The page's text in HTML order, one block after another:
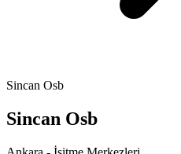
Sincan Osb
Sincan Osb